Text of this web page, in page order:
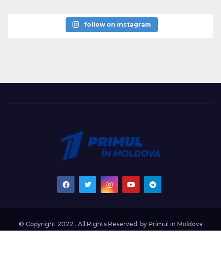
follow on instagram
© Copyright 2022 . All Rights Reserved. by Primul in Moldova